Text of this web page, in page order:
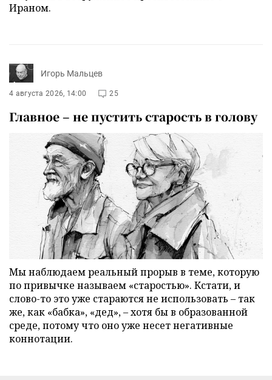
Ираном.
Игорь Мальцев
4 августа 2026, 14:00 25
Главное – не пустить старость в голову
Мы наблюдаем реальный прорыв в теме, которую
по привычке называем «старостью». Кстати, и
слово-то это уже стараются не использовать – так
же, как «бабка», «дед», – хотя бы в образованной
среде, потому что оно уже несет негативные
коннотации.